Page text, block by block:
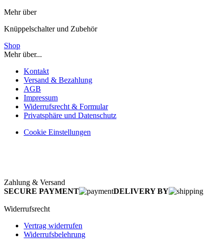
Mehr über
Knüppelschalter und Zubehör
Shop
Mehr über...
Kontakt
Versand & Bezahlung
AGB
Impressum
Widerrufsrecht & Formular
Privatsphäre und Datenschutz
Cookie Einstellungen
Zahlung & Versand
SECURE PAYMENT
DELIVERY BY
Widerrufsrecht
Vertrag widerrufen
Widerrufsbelehrung